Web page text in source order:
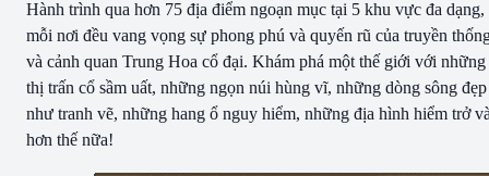
Hành trình qua hơn 75 địa điểm ngoạn mục tại 5 khu vực đa dạng,
mỗi nơi đều vang vọng sự phong phú và quyến rũ của truyền
và cảnh quan Trung Hoa cổ đại. Khám phá một thế giới với những
thị trấn cổ sầm uất, những ngọn núi hùng vĩ, những dòng sông đẹp
như tranh vẽ, những hang ổ nguy hiểm, những địa hình hiểm trở
hơn thế nữa!